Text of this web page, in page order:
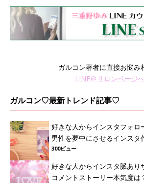
ガルコン著者に直接お悩み
LINE＠サロンページ
ガルコン♡最新トレンド記事♡
好きな人からインスタフォロ
男性を夢中にさせるインスタ
300ビュー
好きな人からインスタ脈あり
コメントストーリー本気度は